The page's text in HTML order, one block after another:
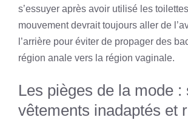
s’essuyer après avoir utilisé les
mouvement devrait toujours aller de
l’arrière pour éviter de propager des
région anale vers la région vaginale.
Les pièges de la mode :
vêtements inadaptés et